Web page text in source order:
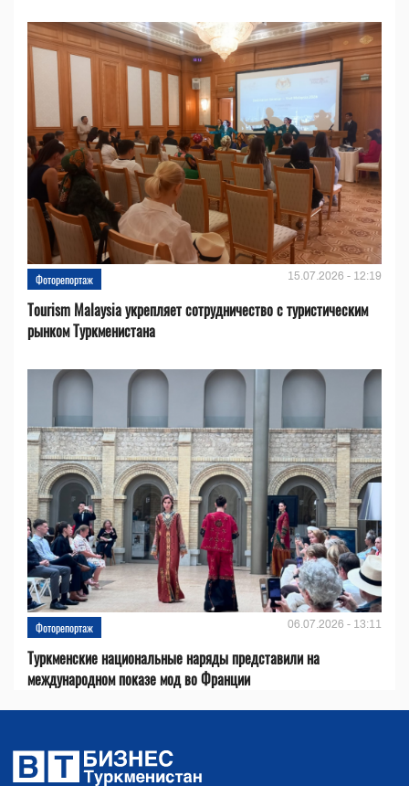
Фоторепортаж 15.07.2026 - 12:19
Tourism Malaysia укрепляет сотрудничество с туристическим
рынком Туркменистана
Фоторепортаж 06.07.2026 - 13:11
Туркменские национальные наряды представили на
международном показе мод во Франции